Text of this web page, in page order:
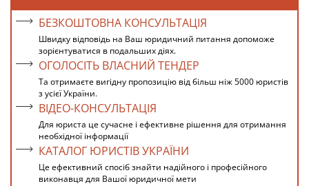
БЕЗКОШТОВНА КОНСУЛЬТАЦІЯ
Швидку відповідь на Ваш юридичний питання допоможе
зорієнтуватися в подальших діях.
ОГОЛОСІТЬ ВЛАСНИЙ ТЕНДЕР
Та отримаєте вигідну пропозицію від більш ніж 5000 юристів
з усієї України.
ВІДЕО-КОНСУЛЬТАЦІЯ
Для юриста це сучасне і ефективне рішення для отримання
необхідної інформації
КАТАЛОГ ЮРИСТІВ УКРАЇНИ
Це ефективний спосіб знайти надійного і професійного
виконавця для Вашої юридичної мети